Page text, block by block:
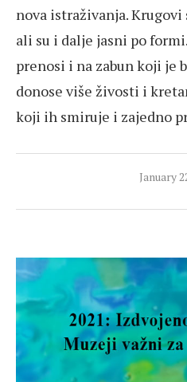
nova istraživanja.
ali su i dalje jasni po
prenosi i na zabun koji je
donose više živosti i
koji ih smiruje i zajedno
January